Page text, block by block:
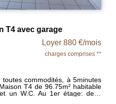
T4 avec garage
Loyer 880 €/mois
charges comprises **
toutes commodités, à 5minutes
T4 de 96.75m² habitable
un W.C. Au 1er étage: deux